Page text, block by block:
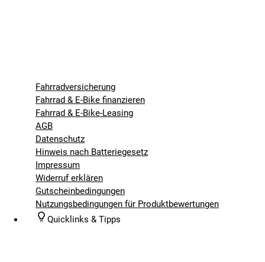
Fahrradversicherung
Fahrrad & E-Bike finanzieren
Fahrrad & E-Bike-Leasing
AGB
Datenschutz
Hinweis nach Batteriegesetz
Impressum
Widerruf erklären
Gutscheinbedingungen
Nutzungsbedingungen für Produktbewertungen
Quicklinks & Tipps